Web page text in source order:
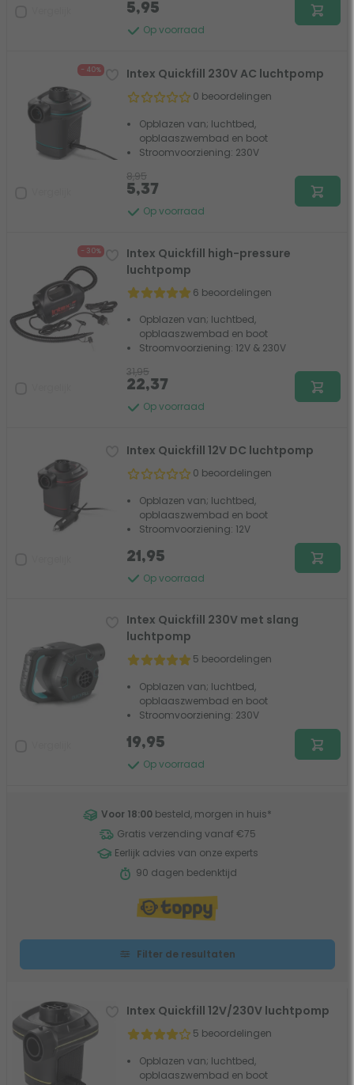
Op voorraad
5,95
- 40% Intex Quickfill 230V AC luchtpomp
0 beoordelingen
Opblazen van; luchtbed,
opblaaszwembad en boot
Stroomvoorziening: 230V
Op voorraad
8,95
5,37
- 30%
Intex Quickfill high-pressure
luchtpomp
6 beoordelingen
Opblazen van; luchtbed,
opblaaszwembad en boot
Stroomvoorziening: 12V & 230V
Op voorraad
31,95
22,37
Intex Quickfill 12V DC luchtpomp
0 beoordelingen
Opblazen van; luchtbed,
opblaaszwembad en boot
Stroomvoorziening: 12V
Op voorraad
21,95
Intex Quickfill 230V met slang
luchtpomp
5 beoordelingen
Opblazen van; luchtbed,
opblaaszwembad en boot
Stroomvoorziening: 230V
Op voorraad
19,95
Voor 18:00 besteld, morgen in huis*
Gratis verzending vanaf €75
Eerlijk advies van onze experts
90 dagen bedenktijd
Filter de resultaten
Intex Quickfill 12V/230V luchtpomp
5 beoordelingen
Opblazen van; luchtbed,
opblaaszwembad en boot